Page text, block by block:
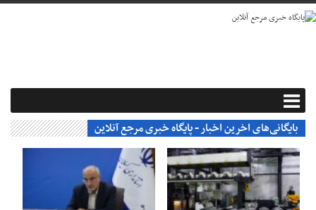
بایگانی‌های اخرین اخبار - پایگاه خبری مرجع آنلاین